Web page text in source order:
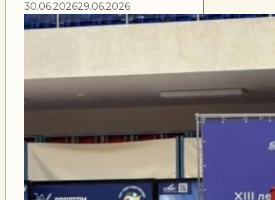
30.06.202629.06.2026